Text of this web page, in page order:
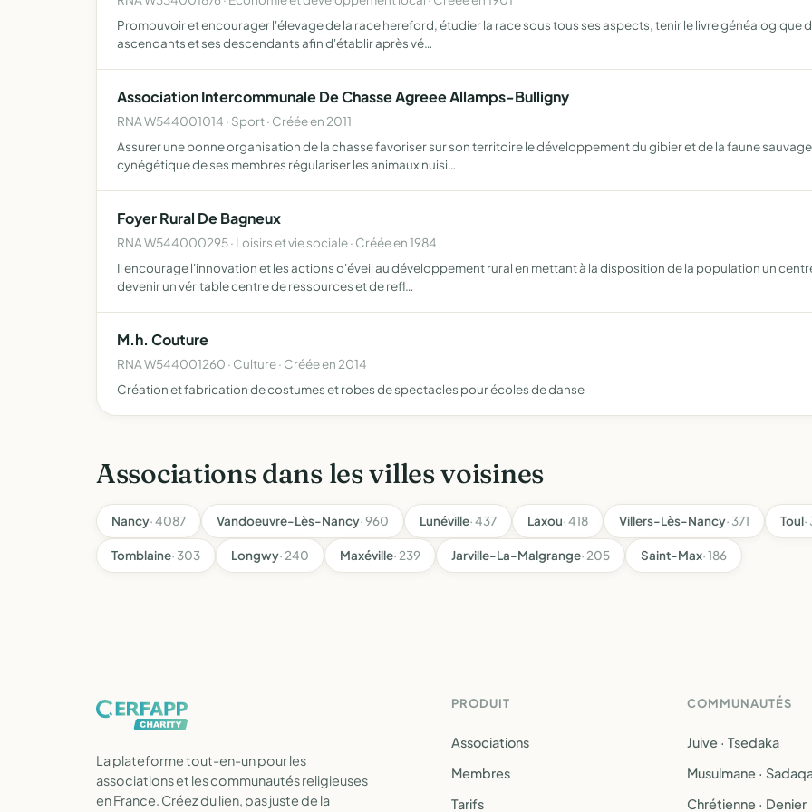
Promouvoir et encourager l'élevage de la race hereford, étudier la race sous tous ses aspects, tenir le livre généalogique
ascendants et ses descendants afin d'établir après vé…
Association Intercommunale De Chasse Agreee Allamps-Bulligny
RNA W544001014 · Sport · Créée en 2011
Assurer une bonne organisation de la chasse favoriser sur son territoire le développement du gibier et de la faune
cynégétique de ses membres régulariser les animaux nuisi…
Foyer Rural De Bagneux
RNA W544000295 · Loisirs et vie sociale · Créée en 1984
Il encourage l'innovation et les actions d'éveil au développement rural en mettant à la disposition de la population un
devenir un véritable centre de ressources et de refl…
M.h. Couture
RNA W544001260 · Culture · Créée en 2014
Création et fabrication de costumes et robes de spectacles pour écoles de danse
Associations dans les villes voisines
Nancy· 4087 Vandoeuvre-Lès-Nancy· 960 Lunéville· 437 Laxou· 418 Villers-Lès-Nancy· 371 Toul
Tomblaine· 303 Longwy· 240 Maxéville· 239 Jarville-La-Malgrange· 205 Saint-Max· 186
La plateforme tout-en-un pour les
associations et les communautés religieuses
en France. Créez du lien, pas juste de la
PRODUIT
Associations
Membres
Tarifs
COMMUNAUTÉS
Juive · Tsedaka
Musulmane ·
Chrétienne · Denier